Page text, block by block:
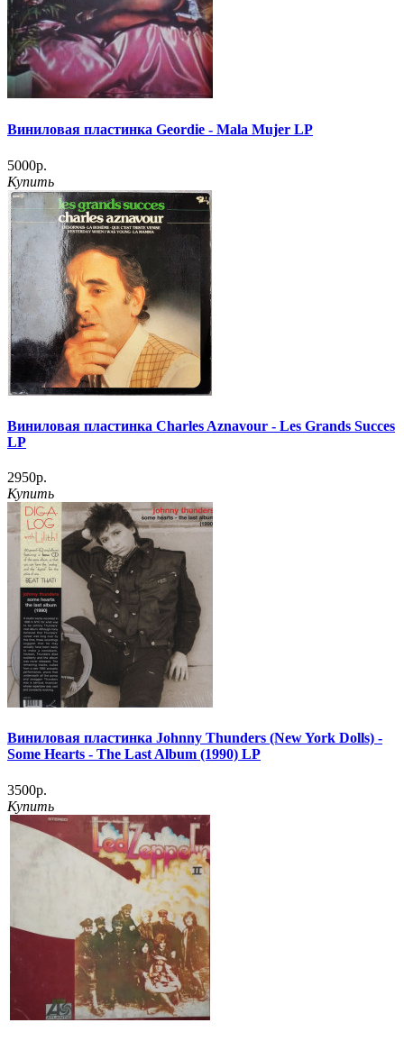
Виниловая пластинка Geordie - Mala Mujer LP
5000р.
Купить
Виниловая пластинка Charles Aznavour - Les Grands Succes
LP
2950р.
Купить
Виниловая пластинка Johnny Thunders (New York Dolls) -
Some Hearts - The Last Album (1990) LP
3500р.
Купить